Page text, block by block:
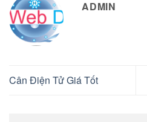
ADMIN
Cân Điện Tử Giá Tốt